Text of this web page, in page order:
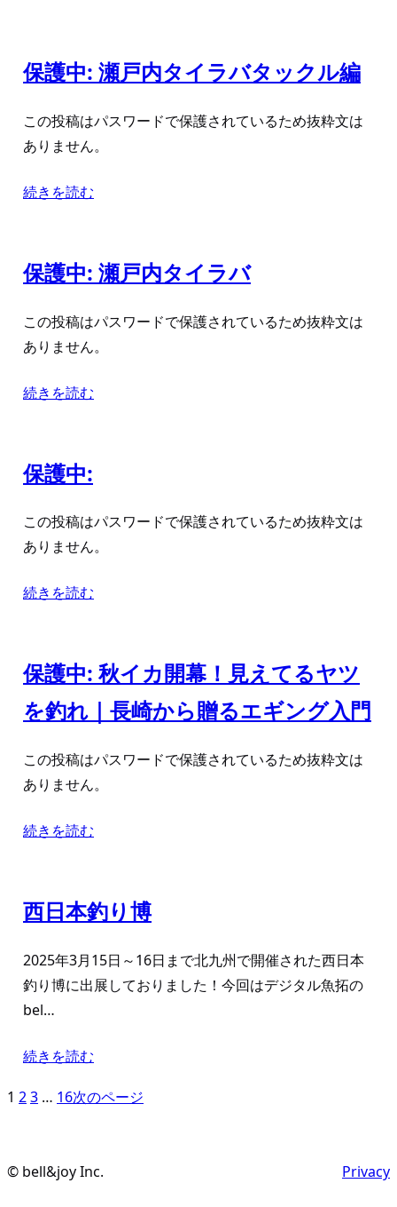
保護中: 瀬戸内タイラバタックル編
この投稿はパスワードで保護されているため抜粋文は
ありません。
続きを読む
保護中: 瀬戸内タイラバ
この投稿はパスワードで保護されているため抜粋文は
ありません。
続きを読む
保護中:
この投稿はパスワードで保護されているため抜粋文は
ありません。
続きを読む
保護中: 秋イカ開幕！見えてるヤツ
を釣れ｜長崎から贈るエギング入門
この投稿はパスワードで保護されているため抜粋文は
ありません。
続きを読む
西日本釣り博
2025年3月15日～16日まで北九州で開催された西日本
釣り博に出展しておりました！今回はデジタル魚拓の
bel…
続きを読む
1 23 … 16次のページ
© bell&joy Inc. Privacy